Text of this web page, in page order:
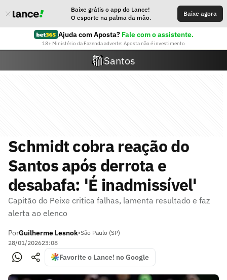
Baixe grátis o app do Lance!
O esporte na palma da mão.
Baixe agora
Ajuda com Aposta? Fale com o assistente.
18+ Ministério da Fazenda adverte: Aposta não é investimento
Santos
Schmidt cobra reação do
Santos após derrota e
desabafa: 'É inadmissível'
Capitão do Peixe critica falhas, lamenta resultado e faz
alerta ao elenco
PorGuilherme Lesnok•São Paulo (SP)
28/01/202623:08
Favorite o Lance! no Google